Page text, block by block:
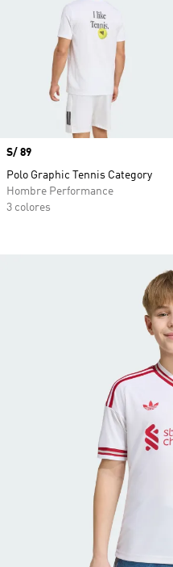
Precio
S/ 89
Polo Graphic Tennis Category
Hombre Performance
3 colores